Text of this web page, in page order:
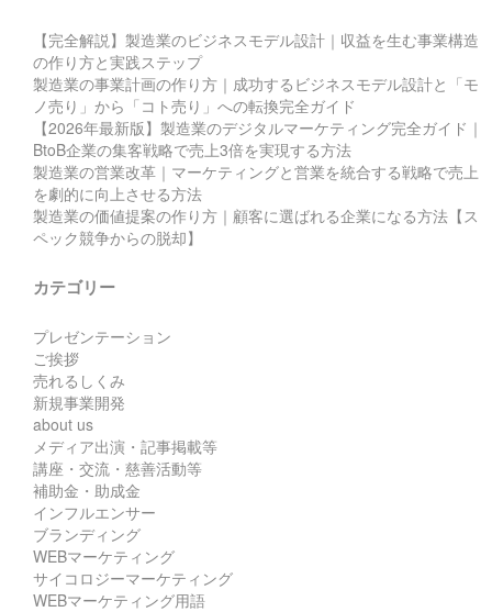
【完全解説】製造業のビジネスモデル設計｜収益を生む事業構造
の作り方と実践ステップ
製造業の事業計画の作り方｜成功するビジネスモデル設計と「モ
ノ売り」から「コト売り」への転換完全ガイド
【2026年最新版】製造業のデジタルマーケティング完全ガイド｜
BtoB企業の集客戦略で売上3倍を実現する方法
製造業の営業改革｜マーケティングと営業を統合する戦略で売上
を劇的に向上させる方法
製造業の価値提案の作り方｜顧客に選ばれる企業になる方法【ス
ペック競争からの脱却】
カテゴリー
プレゼンテーション
ご挨拶
売れるしくみ
新規事業開発
about us
メディア出演・記事掲載等
講座・交流・慈善活動等
補助金・助成金
インフルエンサー
ブランディング
WEBマーケティング
サイコロジーマーケティング
WEBマーケティング用語